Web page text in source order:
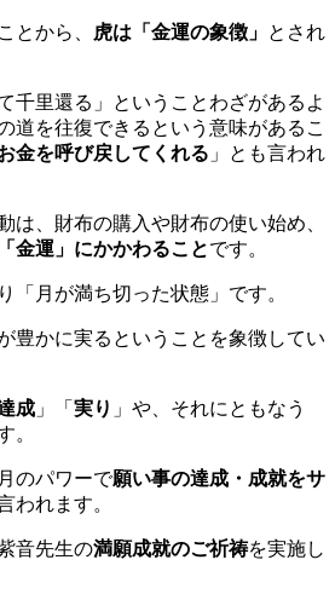
とから、 虎は「金運の象徴」 とされ
千里還る」ということわざがあるよ
道を往復できるという意味があるこ
金を呼び戻してくれる 」とも言われ
は、財布の購入や財布の使い始め、
「金運」にかかわることです。
「月が満ち切った状態」です。
豊かに実るということを象徴してい
成 」「 実り 」や、それにともなう
。
のパワーで願い事の達成・成就をサ
われます。
音先生の満願成就のご祈祷を実施し